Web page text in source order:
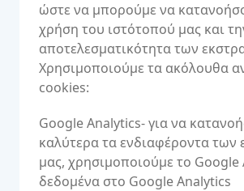
ώστε να μπορούμε να
χρήση του ιστότοπού μας και
αποτελεσματικότητα των
Χρησιμοποιούμε τα ακόλουθα
cookies:
Google Analytics- για να
καλύτερα τα ενδιαφέροντα των
μας, χρησιμοποιούμε το Google
δεδομένα στο Google Analytics